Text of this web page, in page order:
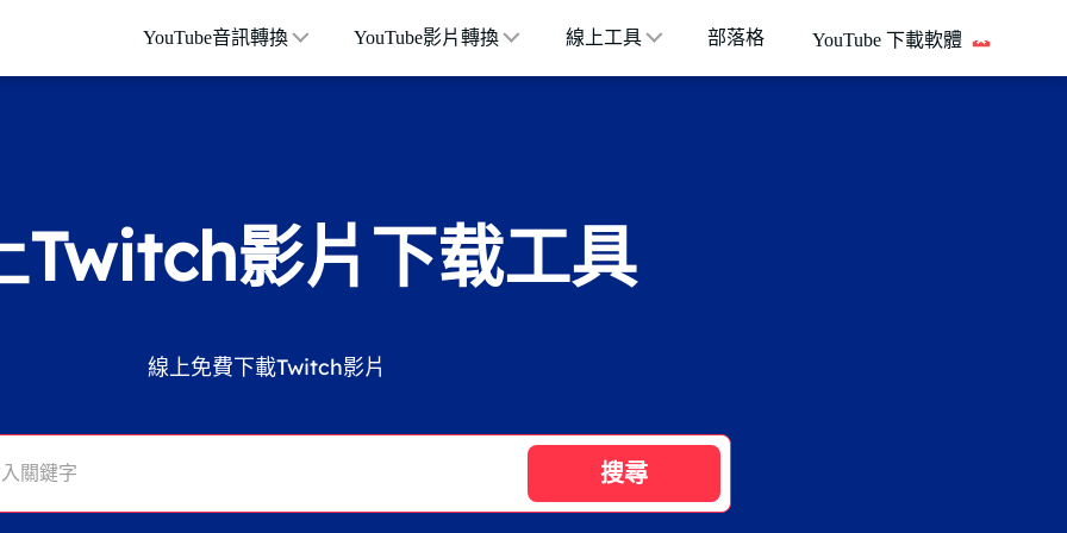
YouTube音訊轉換 YouTube影片轉換 線上工具 部落格 YouTube 下載軟體
Twitch影片下载工具
線上免費下載Twitch影片
搜尋